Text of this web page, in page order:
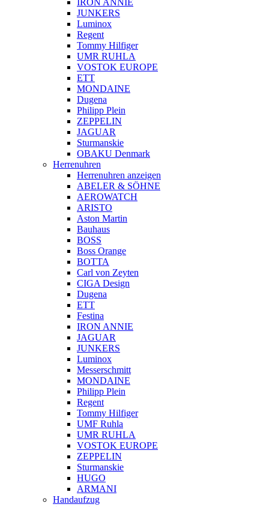
IRON ANNIE
JUNKERS
Luminox
Regent
Tommy Hilfiger
UMR RUHLA
VOSTOK EUROPE
ETT
MONDAINE
Dugena
Philipp Plein
ZEPPELIN
JAGUAR
Sturmanskie
OBAKU Denmark
Herrenuhren
Herrenuhren anzeigen
ABELER & SÖHNE
AEROWATCH
ARISTO
Aston Martin
Bauhaus
BOSS
Boss Orange
BOTTA
Carl von Zeyten
CIGA Design
Dugena
ETT
Festina
IRON ANNIE
JAGUAR
JUNKERS
Luminox
Messerschmitt
MONDAINE
Philipp Plein
Regent
Tommy Hilfiger
UMF Ruhla
UMR RUHLA
VOSTOK EUROPE
ZEPPELIN
Sturmanskie
HUGO
ARMANI
Handaufzug